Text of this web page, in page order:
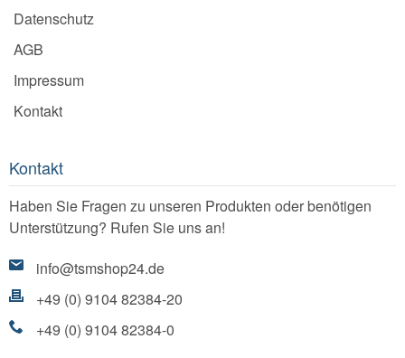
Datenschutz
AGB
Impressum
Kontakt
Kontakt
Haben Sie Fragen zu unseren Produkten oder benötigen
Unterstützung? Rufen Sie uns an!
info@tsmshop24.de
+49 (0) 9104 82384-20
+49 (0) 9104 82384-0